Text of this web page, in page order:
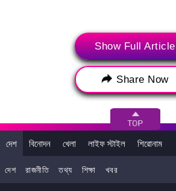
আপনি এটাও পছন্দ করতে পারেন
Show Full Article
Share Now
দেশ বিনোদন খেলা লাইফ স্টাইল শিরোনাম
দেশ রাজনীতি তথ্য শিক্ষা খবর